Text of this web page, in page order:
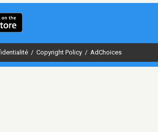
/ Copyright Policy / AdChoices